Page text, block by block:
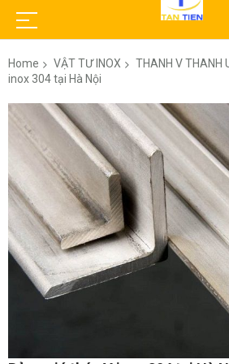
Home VẬT TƯ INOX THANH V THANH
inox 304 tại Hà Nội
Skip
to
the
images
gallery